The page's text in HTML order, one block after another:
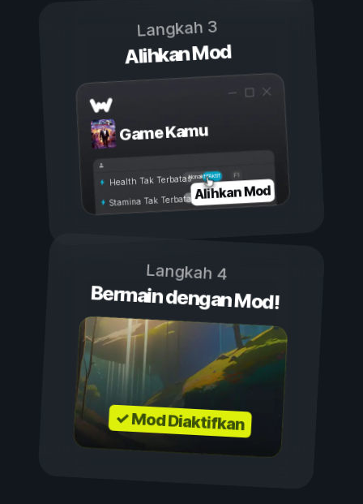
Langkah 3
Alihkan Mod
Game Kamu
Aktif
Nonaktif
Health Tak Terbatas
Stamina Tak TerbatasAlihkan Mod
Langkah 4
Bermain dengan Mod!
✓ Mod Diaktifkan